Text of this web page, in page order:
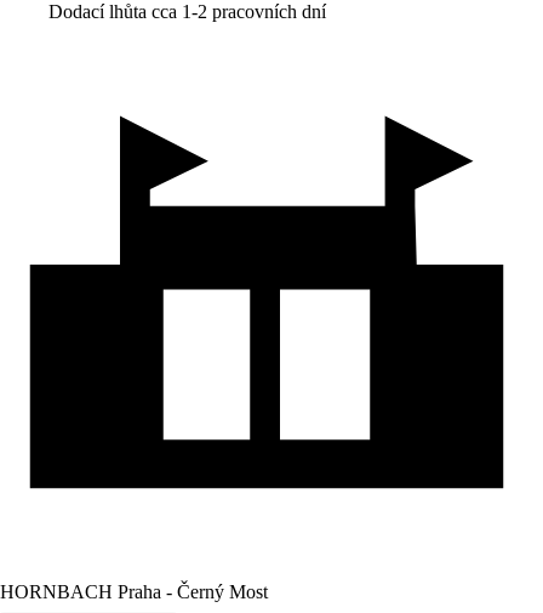
Dodací lhůta cca 1-2 pracovních dní
HORNBACH Praha - Černý Most